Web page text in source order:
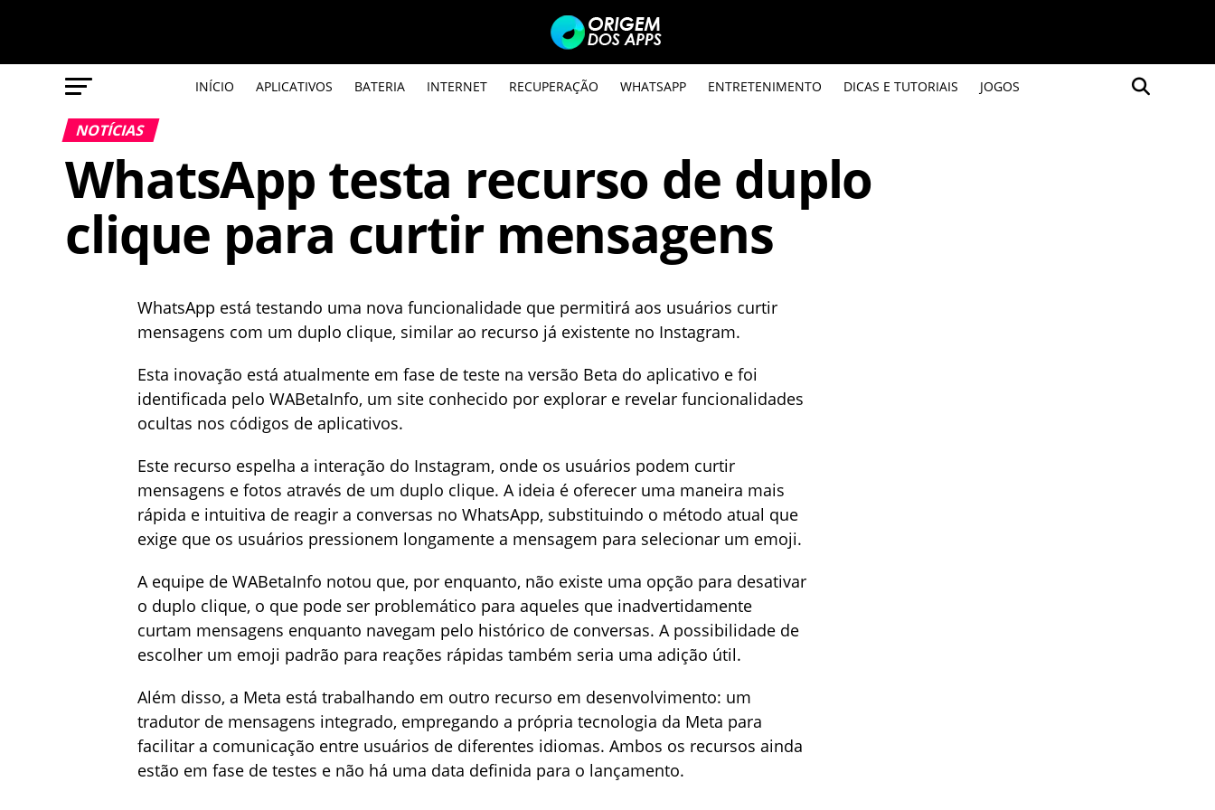
INÍCIO APLICATIVOS BATERIA INTERNET RECUPERAÇÃO WHATSAPP ENTRETENIMENTO DICAS E TUTORIAIS JOGOS
NOTÍCIAS
WhatsApp testa recurso de duplo
clique para curtir mensagens
WhatsApp está testando uma nova funcionalidade que permitirá aos usuários curtir
mensagens com um duplo clique, similar ao recurso já existente no Instagram.
Esta inovação está atualmente em fase de teste na versão Beta do aplicativo e foi
identificada pelo WABetaInfo, um site conhecido por explorar e revelar funcionalidades
ocultas nos códigos de aplicativos.
Este recurso espelha a interação do Instagram, onde os usuários podem curtir
mensagens e fotos através de um duplo clique. A ideia é oferecer uma maneira mais
rápida e intuitiva de reagir a conversas no WhatsApp, substituindo o método atual que
exige que os usuários pressionem longamente a mensagem para selecionar um emoji.
A equipe de WABetaInfo notou que, por enquanto, não existe uma opção para desativar
o duplo clique, o que pode ser problemático para aqueles que inadvertidamente
curtam mensagens enquanto navegam pelo histórico de conversas. A possibilidade de
escolher um emoji padrão para reações rápidas também seria uma adição útil.
Além disso, a Meta está trabalhando em outro recurso em desenvolvimento: um
tradutor de mensagens integrado, empregando a própria tecnologia da Meta para
facilitar a comunicação entre usuários de diferentes idiomas. Ambos os recursos ainda
estão em fase de testes e não há uma data definida para o lançamento.